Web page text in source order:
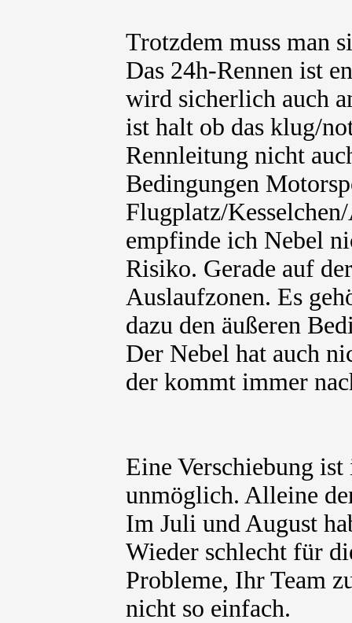
Trotzdem muss man
Das 24h-Rennen ist
wird sicherlich auch
ist halt ob das klug/
Rennleitung nicht
Bedingungen
Flugplatz/
empfinde ich Nebel
Risiko. Gerade auf
Auslaufzonen. Es
dazu den äußeren
Der Nebel hat auch
der kommt immer
Eine Verschiebung
unmöglich. Alleine
Im Juli und August
Wieder schlecht für
Probleme, Ihr Team
nicht so einfach.